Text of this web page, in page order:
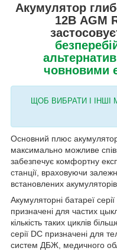
Акумулятор
12В AGM
човновими
ЩОБ ВИБРАТИ І ІНШІ
Основний плюс
максимально можливе
забезпечує комфортну
станції, враховуючи
встановлених
Акумуляторні батареї
призначені для частих
кількість таких циклів
серії DC призначені для
систем ДБЖ, медичного